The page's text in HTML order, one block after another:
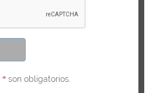
* son obligatorios.